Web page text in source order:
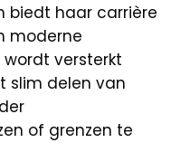
biedt haar carrière
moderne
versterkt
slim delen van
of grenzen te